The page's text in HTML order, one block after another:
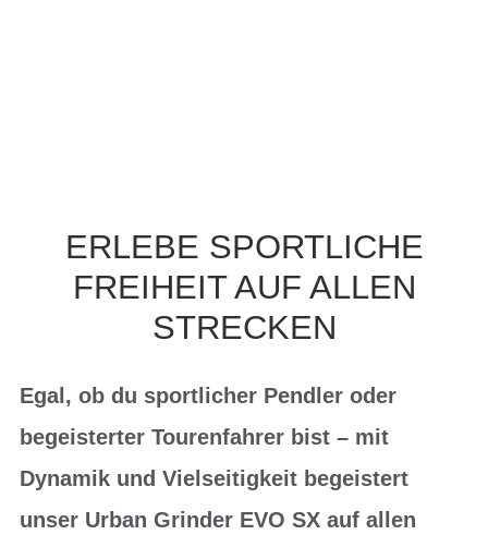
ERLEBE SPORTLICHE
FREIHEIT AUF ALLEN
STRECKEN
Egal, ob du sportlicher Pendler oder
begeisterter Tourenfahrer bist – mit
Dynamik und Vielseitigkeit begeistert
unser Urban Grinder EVO SX auf allen